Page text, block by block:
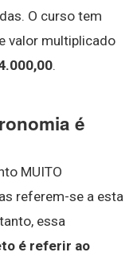
O curso tem
valor multiplicado
.
é
MUITO
referem-se a esta
essa
é referir ao